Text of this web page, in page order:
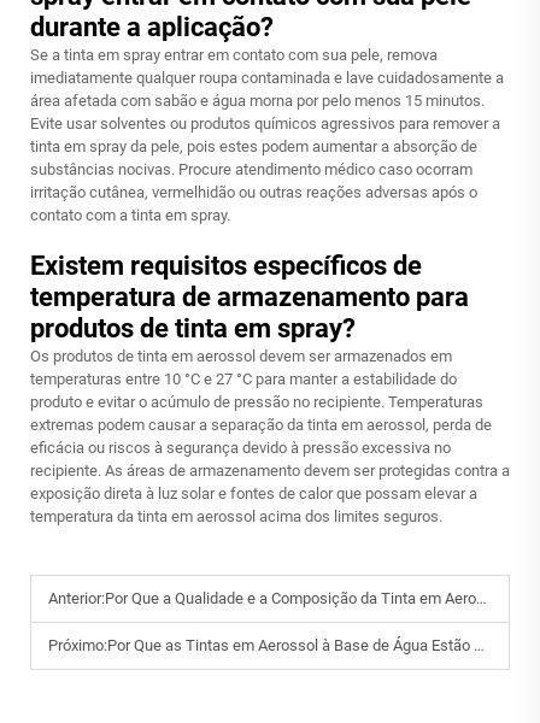
durante a aplicação?
Se a tinta em spray entrar em contato com sua pele, remova
imediatamente qualquer roupa contaminada e lave cuidadosamente a
área afetada com sabão e água morna por pelo menos 15 minutos.
Evite usar solventes ou produtos químicos agressivos para remover a
tinta em spray da pele, pois estes podem aumentar a absorção de
substâncias nocivas. Procure atendimento médico caso ocorram
irritação cutânea, vermelhidão ou outras reações adversas após o
contato com a tinta em spray.
Existem requisitos específicos de
temperatura de armazenamento para
produtos de tinta em spray?
Os produtos de tinta em aerossol devem ser armazenados em
temperaturas entre 10 °C e 27 °C para manter a estabilidade do
produto e evitar o acúmulo de pressão no recipiente. Temperaturas
extremas podem causar a separação da tinta em aerossol, perda de
eficácia ou riscos à segurança devido à pressão excessiva no
recipiente. As áreas de armazenamento devem ser protegidas contra a
exposição direta à luz solar e fontes de calor que possam elevar a
temperatura da tinta em aerossol acima dos limites seguros.
Anterior:Por Que a Qualidade e a Composição da Tinta em Aerossol Afetam o Acabamento Final da Superfície?
Próximo:Por Que as Tintas em Aerossol à Base de Água Estão se Tornando Populares para Uso Profissional?